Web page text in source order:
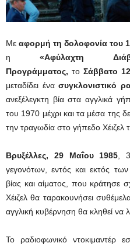
Με αφορμή τη δολοφονία του
η«Αφύλαχτη
Προγράμματος, το Σάββατο
μεταδίδει ένασυγκλονιστικό
ανεξέλεγκτη βία στα αγγλικά
του 1970 μέχρι και τα μέσα της
την τραγωδία στο γήπεδο Χέιζελ
Βρυξέλλες, 29 Μαΐου 1985 ,
γεγονότων, εντός και εκτός
βίας και αίματος, που κράτησε
Χέιζελ θα ταρακουνήσει
αγγλική κυβέρνηση θα κληθεί να
Το ραδιοφωνικό ντοκιμαντέρ